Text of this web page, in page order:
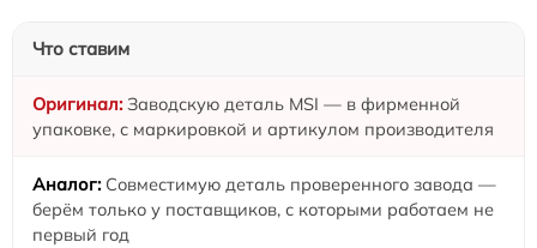
Что ставим
Заводскую деталь MSI — в фирменной
упаковке, с маркировкой и артикулом производителя
Совместимую деталь проверенного завода —
берём только у поставщиков, с которыми работаем не
первый год